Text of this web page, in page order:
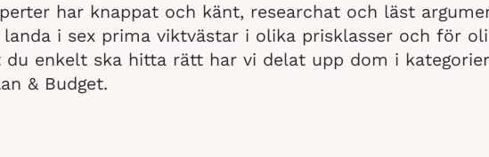
har knappat och känt, researchat och läst
i sex prima viktvästar i olika prisklasser och för
du enkelt ska hitta rätt har vi delat upp dom i
& Budget.